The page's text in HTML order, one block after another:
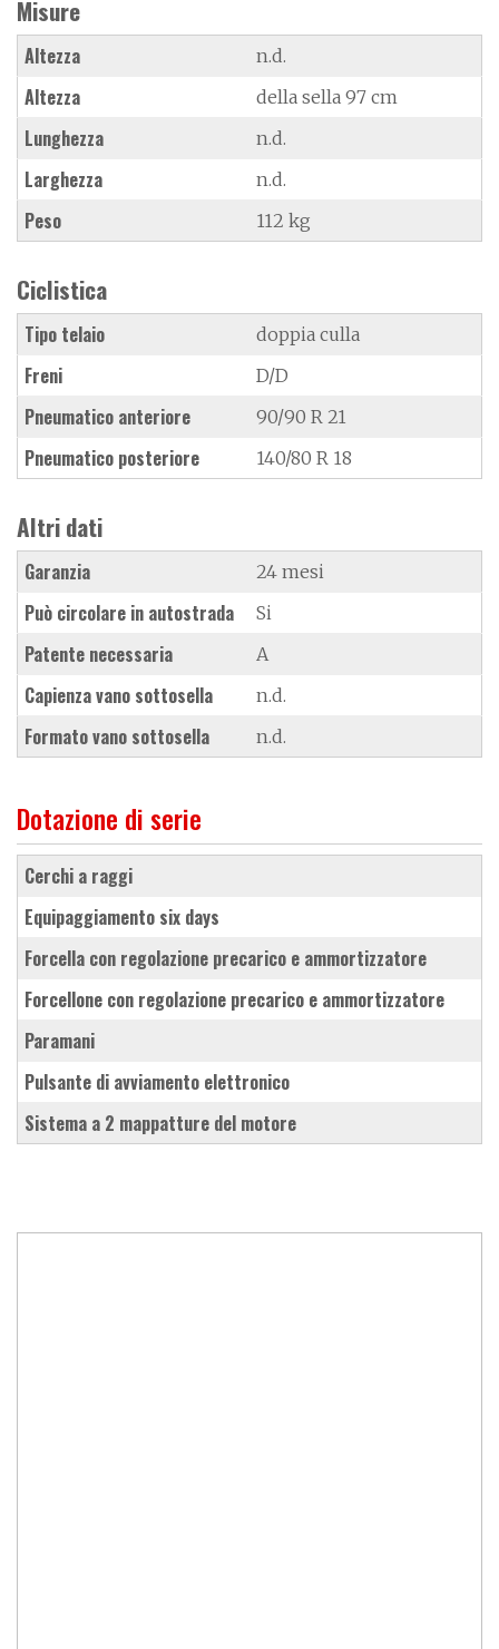
Misure
Altezza n.d.
Altezza della sella 97 cm
Lunghezza n.d.
Larghezza n.d.
Peso 112 kg
Ciclistica
Tipo telaio doppia culla
Freni D/D
Pneumatico anteriore 90/90 R 21
Pneumatico posteriore 140/80 R 18
Altri dati
Garanzia 24 mesi
Può circolare in autostrada Si
Patente necessaria A
Capienza vano sottosella n.d.
Formato vano sottosella n.d.
Dotazione di serie
cerchi a raggi
equipaggiamento six days
forcella con regolazione precarico e ammortizzatore
forcellone con regolazione precarico e ammortizzatore
paramani
pulsante di avviamento elettronico
sistema a 2 mappatture del motore